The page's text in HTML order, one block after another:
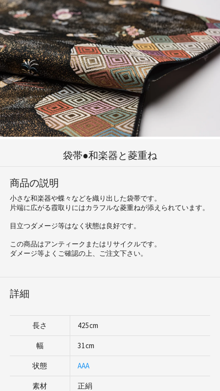
袋帯●和楽器と菱重ね
商品の説明
小さな和楽器や蝶々などを織り出した袋帯です。
片端に広がる霞取りにはカラフルな菱重ねが添えられています。
目立つダメージ等はなく状態は良好です。
この商品はアンティークまたはリサイクルです。
ダメージ等よくご確認の上、ご注文下さい。
詳細
長さ 425cm
幅 31cm
状態 AAA
素材 正絹